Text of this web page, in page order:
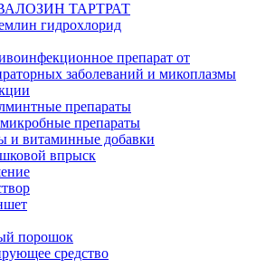
ТАРТРАТ
гидрохлорид
препарат от
заболеваний и микоплазмы
препараты
препараты
и витаминные добавки
впрыск
порошок
средство